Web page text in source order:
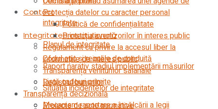
integritate
Planul de integritate
Raport narativ stadiul implementării măsurilor
Situația incidentelor de integritate
Contact
Integritatea instituțională
Codul etic şi regulile de conduită
Listă cadouri primite
Mecanism raportare a încălcării a legii
Protecția datelor cu caracter personal
Politică de confidențialitate
Protecția avertizorilor în interes public
Regulament cu privire la accesul liber la
informațiile de interes public
Transparența veniturilor salariale
Registrul bunurilor
Transparență decizională
Proiecte de acte normative